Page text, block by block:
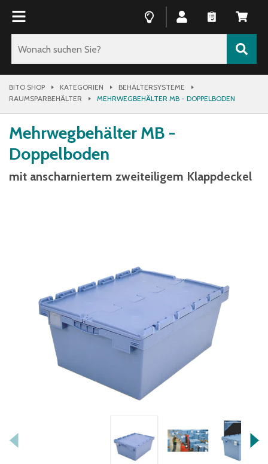
BITO SHOP KATEGORIEN
BEHÄLTERSYSTEME
RAUMSPARBEHÄLTER
MEHRWEGBEHÄLTER MB - DOPPELBODEN
Mehrwegbehälter MB -
Doppelboden
mit anscharniertem zweiteiligem Klappdeckel